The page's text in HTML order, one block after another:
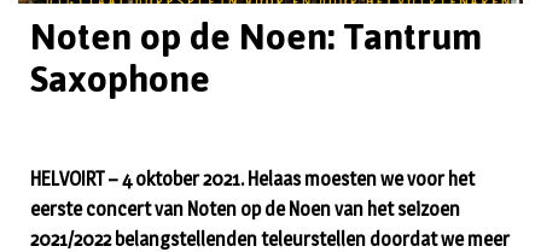
Noten op de Noen: Tantrum
Saxophone
HELVOIRT – 4 oktober 2021. Helaas moesten we voor het
eerste concert van Noten op de Noen van het seizoen
2021/2022 belangstellenden teleurstellen doordat we meer